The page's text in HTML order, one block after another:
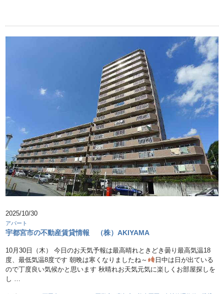
2025/10/30
アパート
宇都宮市の不動産賃貸情報 （株）AKIYAMA
10月30日（木） 今日のお天気予報は最高晴れときどき曇り最高気温18
度、最低気温8度です 朝晩は寒くなりましたね～
日中は日が出ている
ので丁度良い気候かと思います 秋晴れお天気元気に楽しくお部屋探しを
し …